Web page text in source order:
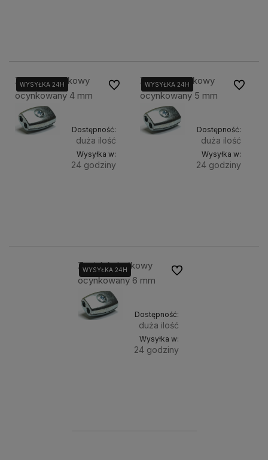
Zacisk kubełkowy
ocynkowany 4 mm
WYSYŁKA 24H
WYSYŁKA 24H
Dostępność:
duża ilość
Wysyłka w:
24 godziny
Do ulubionychZacisk kubełkowy
ocynkowany 5 mm
WYSYŁKA 24H
WYSYŁKA 24H
Dostępność:
duża ilość
Wysyłka w:
24 godziny
Do
Zacisk kubełkowy
ocynkowany 6 mm
WYSYŁKA 24H
Dostępność:
duża ilość
Wysyłka w:
24 godziny
Do ulubionych